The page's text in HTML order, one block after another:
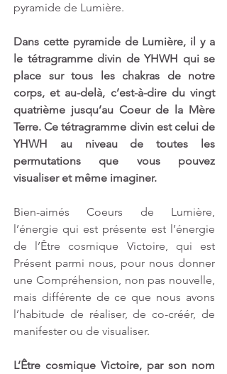
pyramide de Lumière.
Dans cette pyramide de Lumière, il y a
le tétragramme divin de YHWH qui se
place sur tous les chakras de notre
corps, et au-delà, c’est-à-dire du vingt
quatrième jusqu’au Coeur de la Mère
Terre. Ce tétragramme divin est celui de
YHWH au niveau de toutes les
permutations que vous pouvez
visualiser et même imaginer.
Bien-aimés Coeurs de Lumière,
l’énergie qui est présente est l’énergie
de l’Être cosmique Victoire, qui est
Présent parmi nous, pour nous donner
une Compréhension, non pas nouvelle,
mais différente de ce que nous avons
l’habitude de réaliser, de co-créér, de
manifester ou de visualiser.
L’Être cosmique Victoire, par son nom